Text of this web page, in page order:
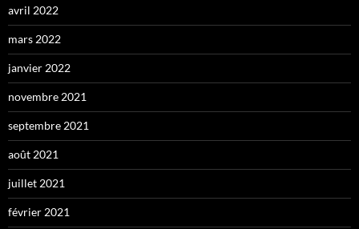
avril 2022
mars 2022
janvier 2022
novembre 2021
septembre 2021
août 2021
juillet 2021
février 2021